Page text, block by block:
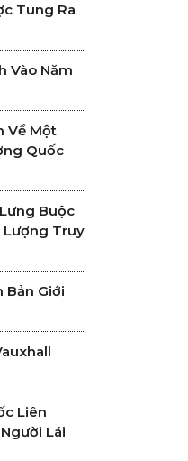
Tung Ra
Vào Năm
Về Một
Quốc
Buộc
Lượng Truy
Bản Giới
Liên
Lái